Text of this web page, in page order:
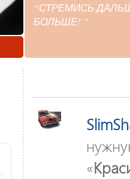
“СТРЕМИСЬ
БОЛЬШЕ! ”
«